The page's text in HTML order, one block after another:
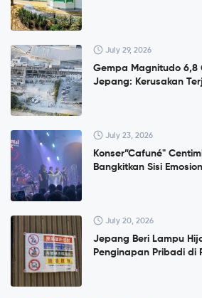
July 29, 2026
Gempa Magnitudo 6,8
Jepang: Kerusakan
July 23, 2026
Konser”Cafuné"
Bangkitkan Sisi
July 20, 2026
Jepang Beri Lampu
Penginapan Pribadi di